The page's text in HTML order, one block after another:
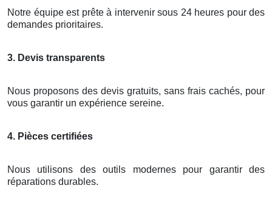
Notre équipe est prête à intervenir sous 24 heures pour des
demandes prioritaires.
3. Devis transparents
Nous proposons des devis gratuits, sans frais cachés, pour
vous garantir un expérience sereine.
4. Pièces certifiées
Nous utilisons des outils modernes pour garantir des
réparations durables.